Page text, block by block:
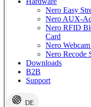
Nero Easy
Nero AUX-
Nero RFID
Card
Nero
Nero Recode
Downloads
B2B
Support
DE
Intel Core i5 (8th
generation) or AMD
5 (3000 series)
Minimum 4 physical
Memory (RAM):
16 GB RAM
Virtual memory (page
managed